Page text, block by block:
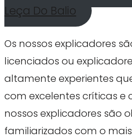
Leça Do Balio
Os nossos explicadores
licenciados ou
altamente experientes
com excelentes críticas e
nossos explicadores são
familiarizados com o